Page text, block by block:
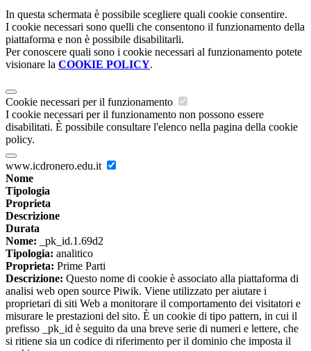
In questa schermata è possibile scegliere quali cookie consentire.
I cookie necessari sono quelli che consentono il funzionamento della
piattaforma e non è possibile disabilitarli.
Per conoscere quali sono i cookie necessari al funzionamento potete
visionare la COOKIE POLICY.
Cookie necessari per il funzionamento
I cookie necessari per il funzionamento non possono essere
disabilitati. È possibile consultare l'elenco nella pagina della cookie
policy.
www.icdronero.edu.it
Nome
Tipologia
Proprieta
Descrizione
Durata
Nome: _pk_id.1.69d2
Tipologia: analitico
Proprieta: Prime Parti
Descrizione: Questo nome di cookie è associato alla piattaforma di
analisi web open source Piwik. Viene utilizzato per aiutare i
proprietari di siti Web a monitorare il comportamento dei visitatori e
misurare le prestazioni del sito. È un cookie di tipo pattern, in cui il
prefisso _pk_id è seguito da una breve serie di numeri e lettere, che
si ritiene sia un codice di riferimento per il dominio che imposta il